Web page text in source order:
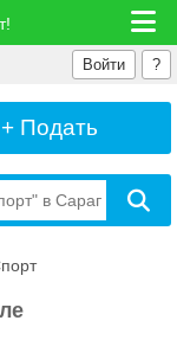
?
Войти
+ Подать